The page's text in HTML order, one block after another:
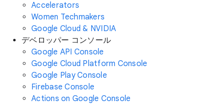
Accelerators
Women Techmakers
Google Cloud & NVIDIA
デベロッパー コンソール
Google API Console
Google Cloud Platform Console
Google Play Console
Firebase Console
Actions on Google Console